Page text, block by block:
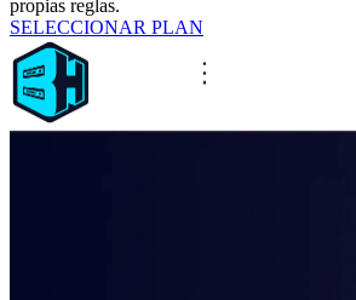
propias reglas.
SELECCIONAR PLAN